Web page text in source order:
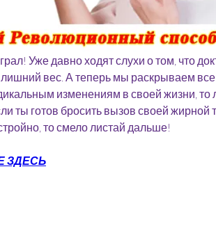
Уже давно ходят слухи о том, что
лишний вес. А теперь мы раскрываем
изменениям в своей жизни, то
ты готов бросить вызов своей жирной
то смело листай дальше!
ЗДЕСЬ